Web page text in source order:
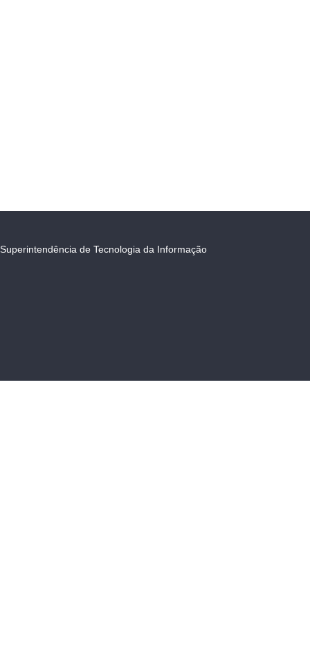
Superintendência de Tecnologia da Informação